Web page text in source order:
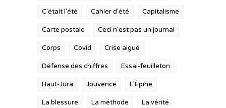
C'était l'été Cahier d'été Capitalisme
Carte postale Ceci n'est pas un journal
Corps Covid Crise aiguë
Défense des chiffres Essai-feuilleton
Haut-Jura Jouvence L'Épine
La blessure La méthode La vérité